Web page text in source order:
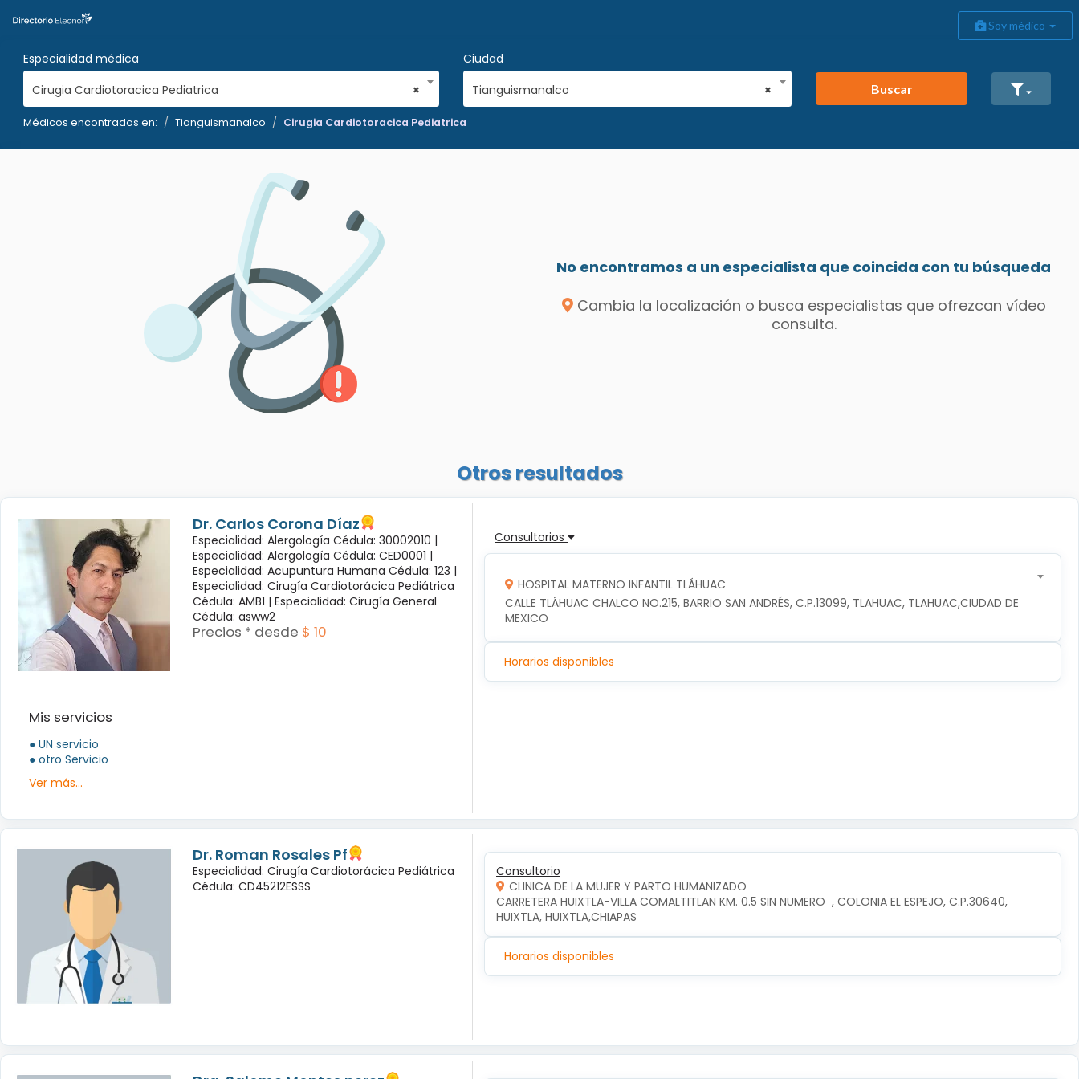
Soy médico
Especialidad médica
×
Cirugia Cardiotoracica Pediatrica
Ciudad
×
Tianguismanalco Buscar
Médicos encontrados en: Tianguismanalco Cirugia Cardiotoracica Pediatrica
No encontramos a un especialista que coincida con tu búsqueda
Cambia la localización o busca especialistas que ofrezcan vídeo
consulta.
Otros resultados
Dr. Carlos Corona Díaz
Especialidad: Alergología Cédula: 30002010 |
Especialidad: Alergología Cédula: CED0001 |
Especialidad: Acupuntura Humana Cédula: 123 |
Especialidad: Cirugía Cardiotorácica Pediátrica
Cédula: AMB1 | Especialidad: Cirugía General
Cédula: asww2
Precios * desde $ 10
Mis servicios
● UN servicio
● otro Servicio
Ver más...
Consultorios
HOSPITAL MATERNO INFANTIL TLÁHUAC
CALLE TLÁHUAC CHALCO NO.215, BARRIO SAN ANDRÉS, C.P.13099, TLAHUAC, TLAHUAC,CIUDAD DE
MEXICO
Horarios disponibles
Dr. Roman Rosales Pf
Especialidad: Cirugía Cardiotorácica Pediátrica
Cédula: CD45212ESSS
Consultorio
CLINICA DE LA MUJER Y PARTO HUMANIZADO
CARRETERA HUIXTLA-VILLA COMALTITLAN KM. 0.5 SIN NUMERO  , COLONIA EL ESPEJO, C.P.30640,
HUIXTLA, HUIXTLA,CHIAPAS
Horarios disponibles